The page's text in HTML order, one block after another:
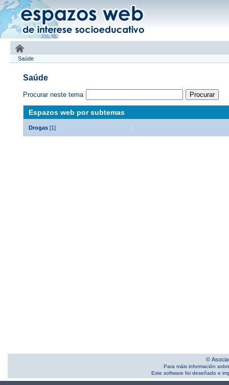
Saúde
Saúde
Procurar neste tema
Espazos web por subtemas
Drogas [1]
©
Para máis información
Este software foi deseñado e